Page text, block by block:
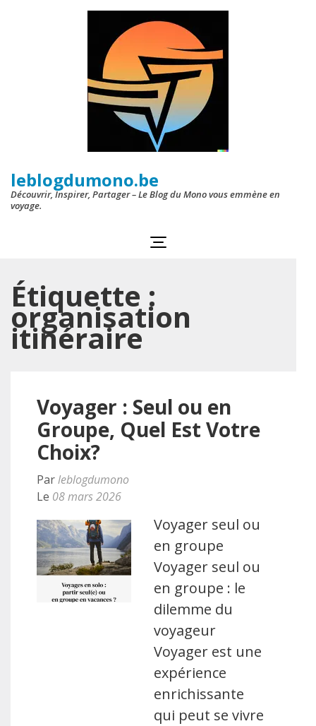
leblogdumono.be
Découvrir, Inspirer, Partager – Le Blog du Mono vous emmène en
voyage.
Étiquette :
organisation
itinéraire
Voyager : Seul ou en
Groupe, Quel Est Votre
Choix?
Parleblogdumono
Le 08 mars 2026
Voyager seul ou
en groupe
Voyager seul ou
en groupe : le
dilemme du
voyageur
Voyager est une
expérience
enrichissante
qui peut se vivre